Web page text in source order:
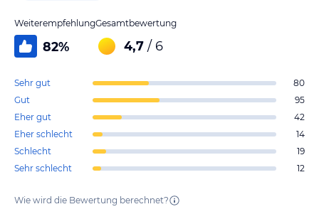
Weiterempfehlung
82%
Gesamtbewertung
4,7 / 6
Sehr gut
80
Gut
95
Eher gut
42
Eher schlecht
14
Schlecht
19
Sehr schlecht
12
Wie wird die Bewertung berechnet?